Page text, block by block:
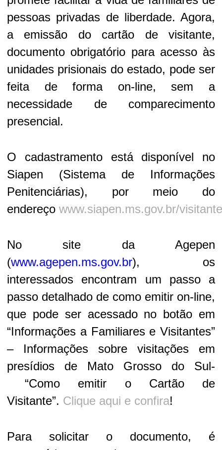
pessoas privadas de liberdade. Agora,
a emissão do cartão de visitante,
documento obrigatório para acesso às
unidades prisionais do estado, pode ser
feita de forma on-line, sem a
necessidade de comparecimento
presencial.
O cadastramento está disponível no
Siapen (Sistema de Informações
Penitenciárias), por meio do
endereço www.siapen.ms.gov.br/visitante
No site da Agepen
(www.agepen.ms.gov.br), os
interessados encontram um passo a
passo detalhado de como emitir on-line,
que pode ser acessado no botão em
“Informações a Familiares e Visitantes”
– Informações sobre visitações em
presídios de Mato Grosso do Sul-
“Como emitir o Cartão de
Visitante”. Clique aqui e confira!
Para solicitar o documento, é